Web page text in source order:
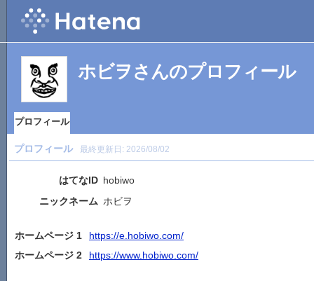
ホビヲさんのプロフィール
プロフィール
プロフィール 最終更新日: 2026/08/02
はてなID hobiwo
ニックネーム ホビヲ
ホームページ 1
https://e.hobiwo.com/
ホームページ 2
https://www.hobiwo.com/